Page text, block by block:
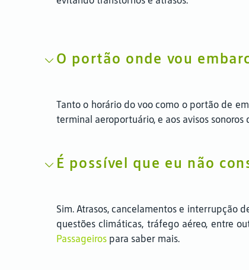
O portão onde vou
Tanto o horário do voo como o portão de
terminal aeroportuário, e aos avisos
É possível que eu não
Sim. Atrasos, cancelamentos e interrupção
questões climáticas, tráfego aéreo, entre
Passageiros para saber mais.